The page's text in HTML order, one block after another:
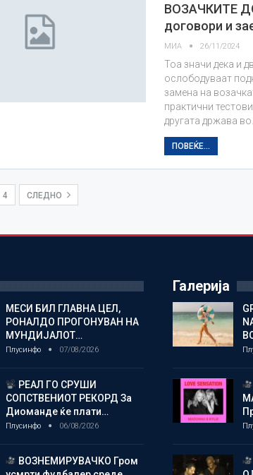
ВОЗАЧКИТЕ
договори и
МИА 26/11/2024
Тоа значи дека и
ослободуваат
замена на
практични
другата држава во…
ПОВЕЌЕ...
4 СЛЕДНО
МЕСИ БИЛ ГЛАВНА ЦЕЛ,
РОНАЛДО ПРОГОНУВАН НА
МУНДИЈАЛОТ…
Плусинфо 07/08/2026
РЕАЛ ГО СРУШИ
СОПСТВЕНИОТ РЕКОРД За
Диоманде ќе плати…
Плусинфо 06/08/2026
ВОЗНЕМИРУВАЧКО Гром
Галерија